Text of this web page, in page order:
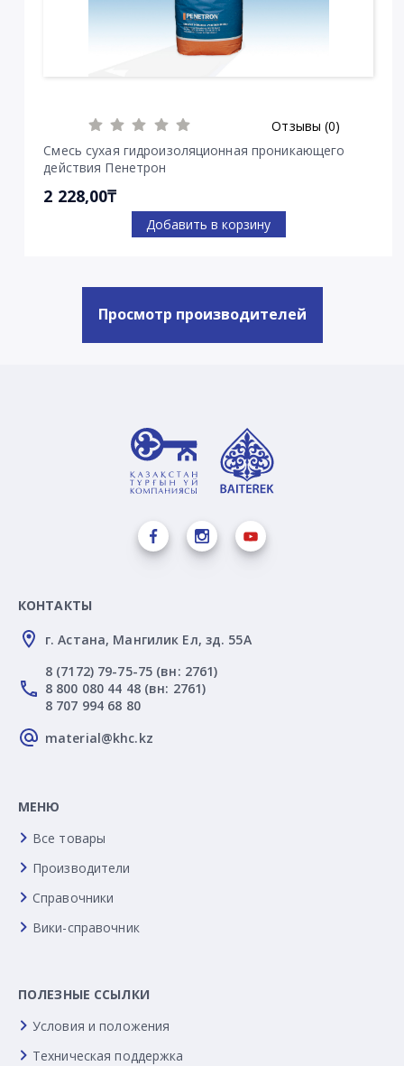
Отзывы (0)
Смесь сухая гидроизоляционная проникающего
действия Пенетрон
2 228,00₸
Добавить в корзину
Просмотр производителей
КОНТАКТЫ
г. Астана, Мангилик Ел, зд. 55А
8 (7172) 79-75-75 (вн: 2761)
8 800 080 44 48 (вн: 2761)
8 707 994 68 80
material@khc.kz
МЕНЮ
Все товары
Производители
Справочники
Вики-справочник
ПОЛЕЗНЫЕ ССЫЛКИ
Условия и положения
Техническая поддержка